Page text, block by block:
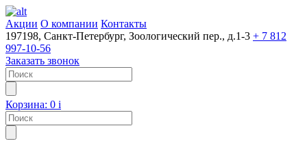
Акции О компании Контакты
197198, Санкт-Петербург, Зоологический пер., д.1-3 + 7 812
997-10-56
Заказать звонок
Корзина: 0 i